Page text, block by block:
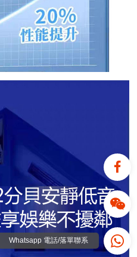
Whatsapp 電話/落單聯系